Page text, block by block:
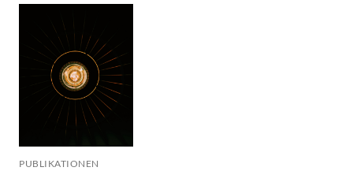
PUBLIKATIONEN